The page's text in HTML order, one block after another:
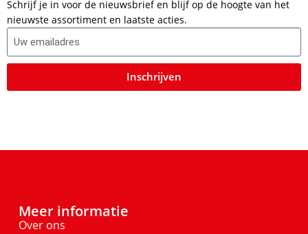
Schrijf je in voor de nieuwsbrief en blijf op de hoogte van het
nieuwste assortiment en laatste acties.
Inschrijven
Meer informatie
Over ons